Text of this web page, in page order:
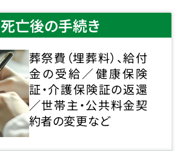
死亡後の手続き
葬祭費（埋葬料）、給付
金の受給／健康保険
証・介護保険証の返還
／世帯主・公共料金契
約者の変更など